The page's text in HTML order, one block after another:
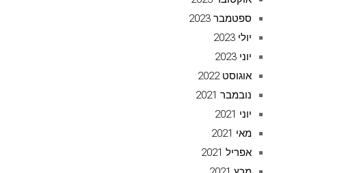
ספטמבר 2023
יולי 2023
יוני 2023
אוגוסט 2022
נובמבר 2021
יוני 2021
מאי 2021
אפריל 2021